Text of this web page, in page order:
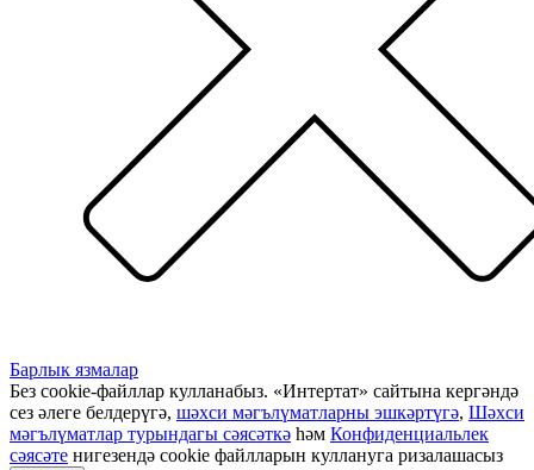
Барлык язмалар
Без cookie-файллар кулланабыз. «Интертат» сайтына кергәндә
сез әлеге белдерүгә, шәхси мәгълүматларны эшкәртүгә, Шәхси
мәгълүматлар турындагы сәясәткә һәм Конфиденциальлек
сәясәте нигезендә cookie файлларын куллануга ризалашасыз